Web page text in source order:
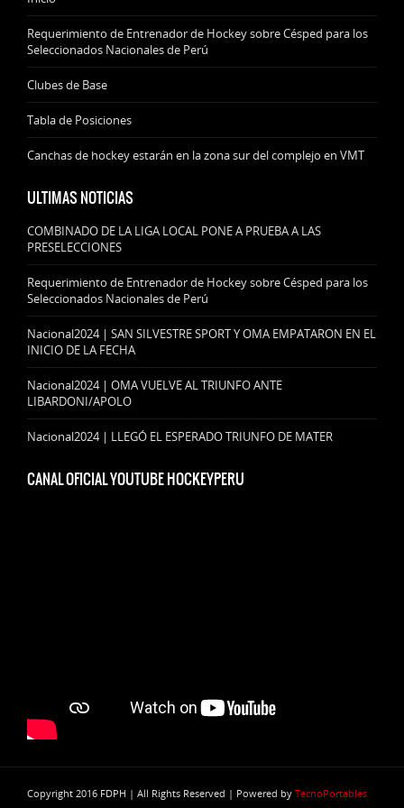
Requerimiento de Entrenador de Hockey sobre Césped para los
Seleccionados Nacionales de Perú
Clubes de Base
Tabla de Posiciones
Canchas de hockey estarán en la zona sur del complejo en VMT
ULTIMAS NOTICIAS
COMBINADO DE LA LIGA LOCAL PONE A PRUEBA A LAS
PRESELECCIONES
Requerimiento de Entrenador de Hockey sobre Césped para los
Seleccionados Nacionales de Perú
Nacional2024 | SAN SILVESTRE SPORT Y OMA EMPATARON EN EL
INICIO DE LA FECHA
Nacional2024 | OMA VUELVE AL TRIUNFO ANTE
LIBARDONI/APOLO
Nacional2024 | LLEGÓ EL ESPERADO TRIUNFO DE MATER
CANAL OFICIAL YOUTUBE HOCKEYPERU
Copyright 2016 FDPH | All Rights Reserved | Powered by TecnoPortables